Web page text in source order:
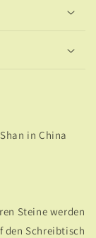
in China
Steine werden
den Schreibtisch